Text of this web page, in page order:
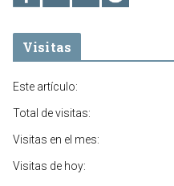
Visitas
Este artículo:
Total de visitas:
Visitas en el mes:
Visitas de hoy: